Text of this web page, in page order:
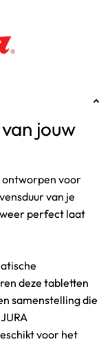
jouw
ontworpen voor
van je
perfect laat
deze tabletten
samenstelling die
voor het